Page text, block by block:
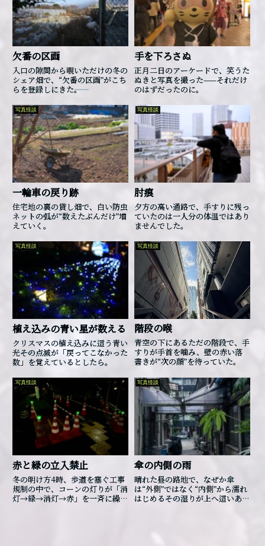
欠番の区画
入口の隙間から覗いただけの冬の
シェア畑で、“欠番の区画”がこち
らを登録しにきた――。
手を下ろさぬ
正月二日のアーケードで、笑うた
ぬきと写真を撮った——それだけ
のはずだったのに。
写真怪談
一輪車の戻り跡
住宅地の裏の貸し畑で、白い防虫
ネットの弧が“数えたぶんだけ”増
えていく。
写真怪談
肘痕
夕方の高い通路で、手すりに残っ
ていたのは一人分の体温ではあり
ませんでした。
写真怪談
植え込みの青い星が数える
クリスマスの植え込みに這う青い
光――その点滅が「戻ってこなかった
数」を覚えているとしたら。
写真怪談
階段の喉
青空の下にあるただの階段で、手
すりが手首を噛み、壁の赤い落
書きが“次の顔”を待っていた。
写真怪談
赤と緑の立入禁止
冬の明け方4時、歩道を塞ぐ工事
規制の中で、コーンの灯りが「消
灯→緑→消灯→赤」を一斉に繰り
写真怪談
傘の内側の雨
晴れた昼の路地で、なぜか傘
は“外側”ではなく“内側”から濡れ
はじめる――その湿りが上へ這いあが